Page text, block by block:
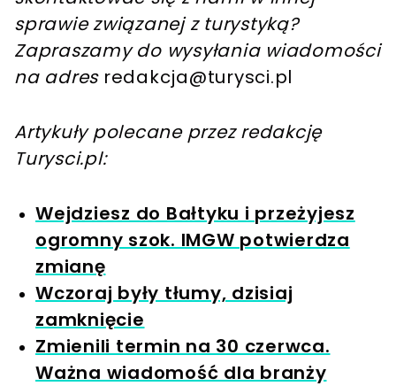
sprawie związanej z turystyką?
Zapraszamy do wysyłania wiadomości
na adres redakcja@turysci.pl
Artykuły polecane przez redakcję
Turysci.pl:
Wejdziesz do Bałtyku i przeżyjesz
ogromny szok. IMGW potwierdza
zmianę
Wczoraj były tłumy, dzisiaj
zamknięcie
Zmienili termin na 30 czerwca.
Ważna wiadomość dla branży